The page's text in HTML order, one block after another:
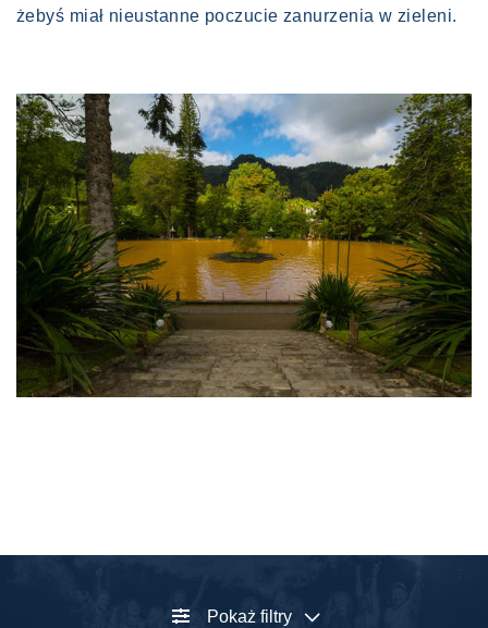
żebyś miał nieustanne poczucie zanurzenia w zieleni.
Pokaż filtry